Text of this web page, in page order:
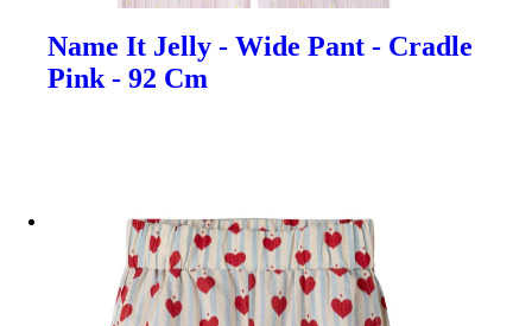
Name It Jelly - Wide Pant - Cradle
Pink - 92 Cm